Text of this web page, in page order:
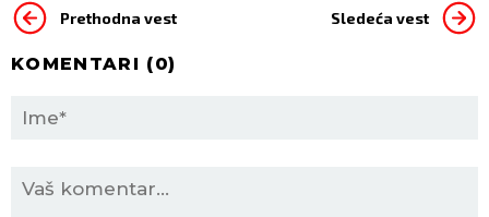
Prethodna vest Sledeća vest
KOMENTARI (0)